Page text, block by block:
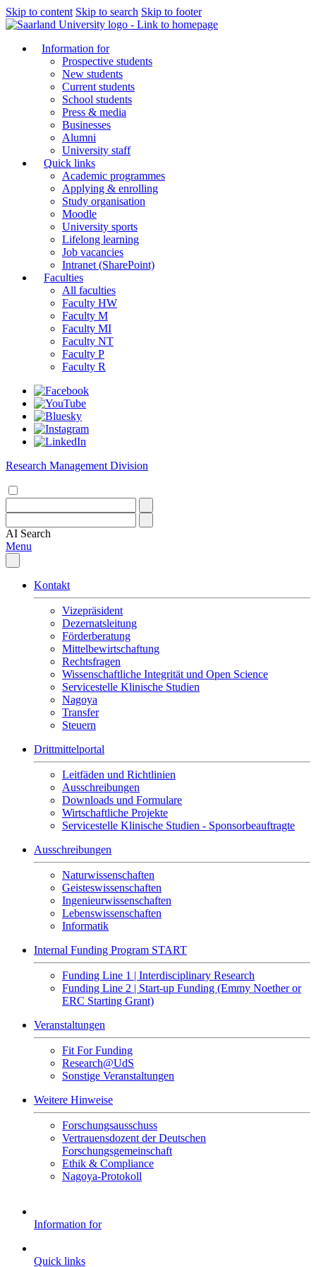
Skip to content Skip to search Skip to footer
Information for
Prospective students
New students
Current students
School students
Press & media
Businesses
Alumni
University staff
Quick links
Academic programmes
Applying & enrolling
Study organisation
Moodle
University sports
Lifelong learning
Job vacancies
Intranet (SharePoint)
Faculties
All faculties
Faculty HW
Faculty M
Faculty MI
Faculty NT
Faculty P
Faculty R
Research Management Division
AI Search
Menu
Kontakt
Vizepräsident
Dezernatsleitung
Förderberatung
Mittelbewirtschaftung
Rechtsfragen
Wissenschaftliche Integrität und Open Science
Servicestelle Klinische Studien
Nagoya
Transfer
Steuern
Drittmittelportal
Leitfäden und Richtlinien
Ausschreibungen
Downloads und Formulare
Wirtschaftliche Projekte
Servicestelle Klinische Studien - Sponsorbeauftragte
Ausschreibungen
Naturwissenschaften
Geisteswissenschaften
Ingenieurwissenschaften
Lebenswissenschaften
Informatik
Internal Funding Program START
Funding Line 1 | Interdisciplinary Research
Funding Line 2 | Start-up Funding (Emmy Noether or
ERC Starting Grant)
Veranstaltungen
Fit For Funding
Research@UdS
Sonstige Veranstaltungen
Weitere Hinweise
Forschungsausschuss
Vertrauensdozent der Deutschen
Forschungsgemeinschaft
Ethik & Compliance
Nagoya-Protokoll
Information for
Quick links